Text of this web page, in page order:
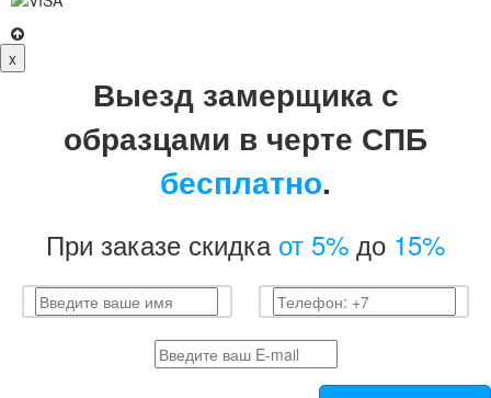
x
Выезд замерщика с
образцами в черте СПБ
бесплатно.
При заказе скидка от 5% до 15%